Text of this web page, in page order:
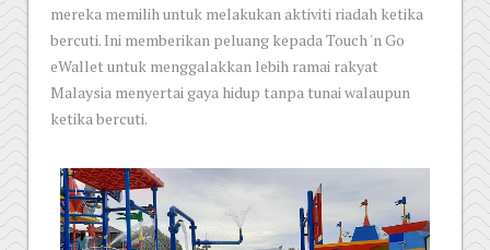
mereka memilih untuk melakukan aktiviti riadah ketika
bercuti. Ini memberikan peluang kepada Touch 'n Go
eWallet untuk menggalakkan lebih ramai rakyat
Malaysia menyertai gaya hidup tanpa tunai walaupun
ketika bercuti.